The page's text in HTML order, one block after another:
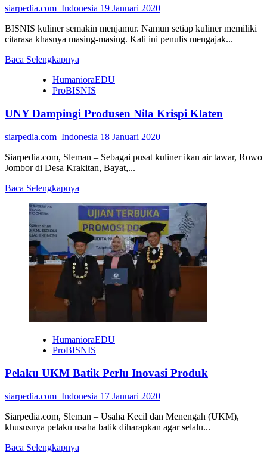
siarpedia.com_Indonesia 19 Januari 2020
BISNIS kuliner semakin menjamur. Namun setiap kuliner memiliki
citarasa khasnya masing-masing. Kali ini penulis mengajak...
Baca Selengkapnya
about
Berburu
Citarasa
Pajangan
HumanioraEDU
ProBISNIS
UNY Dampingi Produsen Nila Krispi Klaten
siarpedia.com_Indonesia 18 Januari 2020
Siarpedia.com, Sleman – Sebagai pusat kuliner ikan air tawar, Rowo
Jombor di Desa Krakitan, Bayat,...
Baca Selengkapnya
about
UNY
Dampingi
Produsen
Nila
Krispi
Klaten
HumanioraEDU
ProBISNIS
Pelaku UKM Batik Perlu Inovasi Produk
siarpedia.com_Indonesia 17 Januari 2020
Siarpedia.com, Sleman – Usaha Kecil dan Menengah (UKM),
khususnya pelaku usaha batik diharapkan agar selalu...
Baca Selengkapnya